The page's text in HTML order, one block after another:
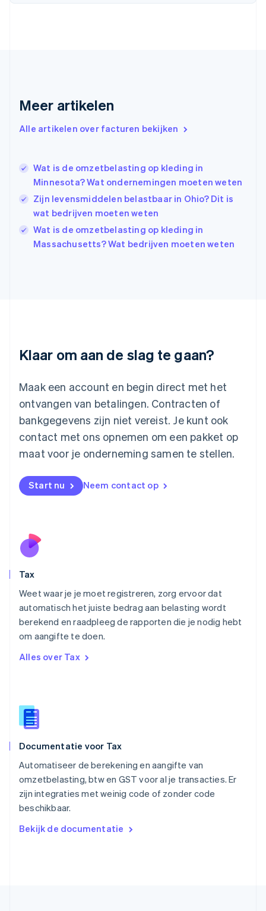
Meer artikelen
Alle artikelen over facturen bekijken
Wat is de omzetbelasting op kleding in
Minnesota? Wat ondernemingen moeten weten
Zijn levensmiddelen belastbaar in Ohio? Dit is
wat bedrijven moeten weten
Wat is de omzetbelasting op kleding in
Massachusetts? Wat bedrijven moeten weten
Klaar om aan de slag te gaan?
Maak een account en begin direct met het
ontvangen van betalingen. Contracten of
bankgegevens zijn niet vereist. Je kunt ook
contact met ons opnemen om een pakket op
maat voor je onderneming samen te stellen.
Start nu Neem contact op
Tax
Weet waar je je moet registreren, zorg ervoor dat
automatisch het juiste bedrag aan belasting wordt
berekend en raadpleeg de rapporten die je nodig hebt
om aangifte te doen.
Alles over Tax
Documentatie voor Tax
Automatiseer de berekening en aangifte van
omzetbelasting, btw en GST voor al je transacties. Er
zijn integraties met weinig code of zonder code
beschikbaar.
Bekijk de documentatie
English
Griekenland
English
Hongkong SAR, China
English简体中文
Ierland
English
India
English
Italië
Litouwen
Luxemburg
Maleisië
English简体中文
Malta
English
Mexico
Nederland
NederlandsEnglish
English
Oostenrijk
English
Portugal
English
Roemenië
English
Singapore
English 简体中文
English
Spanje
Thailand
ไทยEnglish
Tsjechië
Vasteland van China
简体中文English
English